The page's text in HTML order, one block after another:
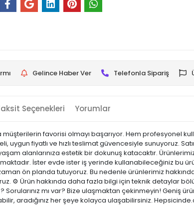
Gelince Haber Ver Telefonla Sipariş
Seçenekleri Yorumlar
müşterilerin favorisi olmayı başarıyor. Hem profesyonel
fiyatlı ve hızlı teslimat güvencesiyle sunuyoruz.
alanlarınıza estetik bir dokunuş katacaktır.
İster evde ister iş yerinde kullanabileceğiniz bu
ön planda tutuyoruz. Bu nedenle ürünlerimiz
⚙️ Ürün hakkında daha fazla bilgi için teknik detaylar
mı var? Bize ulaşmaktan çekinmeyin! Geniş
aradığınız her şeye kolayca ulaşabilirsiniz.